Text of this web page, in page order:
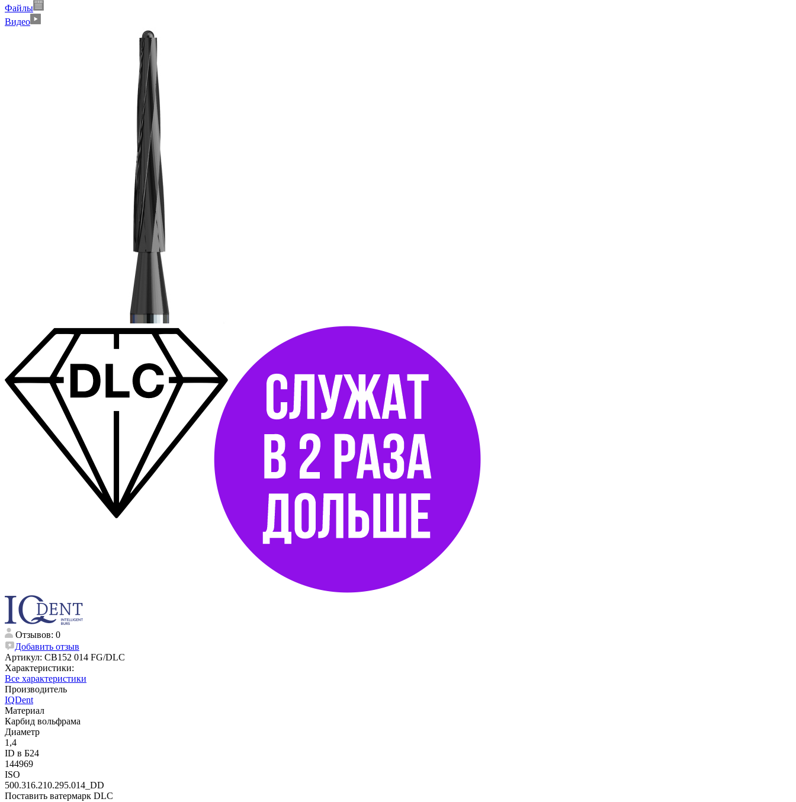
Файлы
Видео
Отзывов: 0
Добавить отзыв
Артикул: CB152 014 FG/DLC
Характеристики:
Все характеристики
Производитель
IQDent
Материал
Карбид вольфрама
Диаметр
1,4
ID в Б24
144969
ISO
500.316.210.295.014_DD
Поставить ватермарк DLC